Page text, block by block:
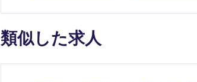
類似した求人